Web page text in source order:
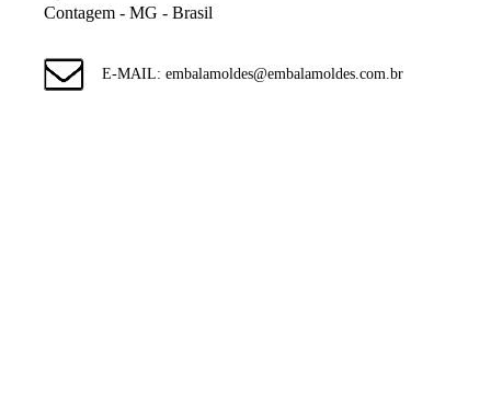
Contagem - MG - Brasil
E-MAIL: embalamoldes@embalamoldes.com.br